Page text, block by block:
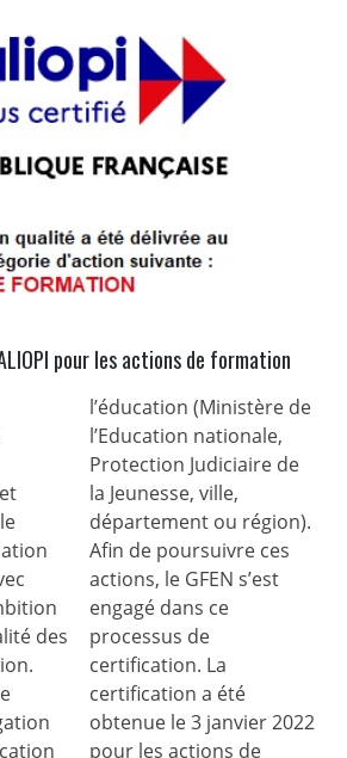
pour les actions de formation
des
l’éducation (Ministère de
l’Education nationale,
Protection Judiciaire de
la Jeunesse, ville,
département ou région).
Afin de poursuivre ces
actions, le GFEN s’est
engagé dans ce
processus de
certification. La
certification a été
obtenue le 3 janvier 2022
pour les actions de